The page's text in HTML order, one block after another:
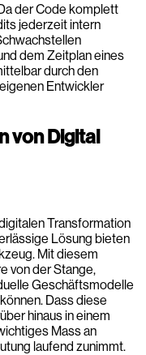
der Code komplett
jederzeit intern
dem Zeitplan eines
durch den
Entwickler
von Digital
Transformation
Lösung bieten
Mit diesem
von der Stange,
Geschäftsmodelle
Dass diese
hinaus in einem
Mass an
laufend zunimmt.